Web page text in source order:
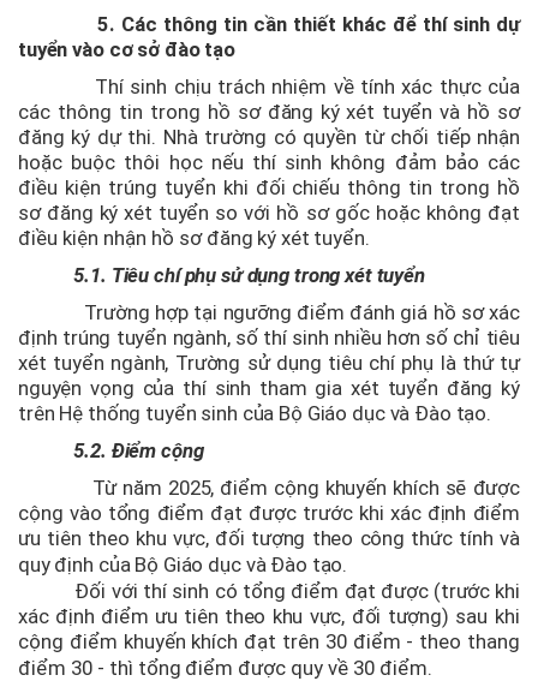
5. Các thông tin cần thiết khác để thí sinh dự
tuyển vào cơ sở đào tạo
Thí sinh chịu trách nhiệm về tính xác thực của
các thông tin trong hồ sơ đăng ký xét tuyển và hồ sơ
đăng ký dự thi. Nhà trường có quyền từ chối tiếp nhận
hoặc buộc thôi học nếu thí sinh không đảm bảo các
điều kiện trúng tuyển khi đối chiếu thông tin trong hồ
sơ đăng ký xét tuyển so với hồ sơ gốc hoặc không đạt
điều kiện nhận hồ sơ đăng ký xét tuyển.
5.1. Tiêu chí phụ sử dụng trong xét tuyển
Trường hợp tại ngưỡng điểm đánh giá hồ sơ xác
định trúng tuyển ngành, số thí sinh nhiều hơn số chỉ tiêu
xét tuyển ngành, Trường sử dụng tiêu chí phụ là thứ tự
nguyện vọng của thí sinh tham gia xét tuyển đăng ký
trên Hệ thống tuyển sinh của Bộ Giáo dục và Đào tạo.
5.2. Điểm cộng
Từ năm 2025, điểm cộng khuyến khích sẽ được
cộng vào tổng điểm đạt được trước khi xác định điểm
ưu tiên theo khu vực, đối tượng theo công thức tính và
quy định của Bộ Giáo dục và Đào tạo.
Đối với thí sinh có tổng điểm đạt được (trước khi
xác định điểm ưu tiên theo khu vực, đối tượng) sau khi
cộng điểm khuyến khích đạt trên 30 điểm - theo thang
điểm 30 - thì tổng điểm được quy về 30 điểm.